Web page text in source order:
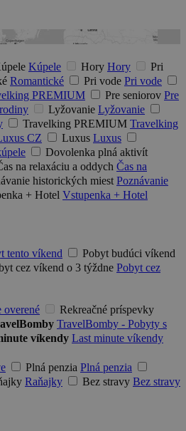
Kúpele Hory Hory
Pri
Romantické Pri vode Pri vode
PREMIUM Pre seniorov Pre
Lyžovanie Lyžovanie
Travelking PREMIUM Travelking
CZ Luxus Luxus
Dovolenka plná aktivít
na relaxáciu a oddych Čas na
historických miest Poznávanie
+ Hotel Vstupenka + Hotel
tento víkend
Pobyt budúci víkend
cez víkend o 3 týždne Pobyt cez
overené
Rekreačné príspevky
TravelBomby - Pobyty s
víkendy Last minute víkendy
Plná penzia Plná penzia
Raňajky Bez stravy Bez stravy